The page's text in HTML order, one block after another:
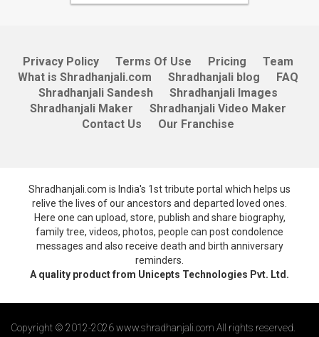
Privacy Policy Terms Of Use Pricing
Team
What is Shradhanjali.com
Shradhanjali blog
FAQ
Shradhanjali Sandesh
Shradhanjali Images
Shradhanjali Maker
Shradhanjali Video Maker
Contact Us
Our Franchise
Shradhanjali.com is India's 1st tribute portal which helps us
relive the lives of our ancestors and departed loved ones.
Here one can upload, store, publish and share biography,
family tree, videos, photos, people can post condolence
messages and also receive death and birth anniversary
reminders.
A quality product from Unicepts Technologies Pvt. Ltd.
Copyright © 2012-2026 www.shradhanjali.com All rights reserved.